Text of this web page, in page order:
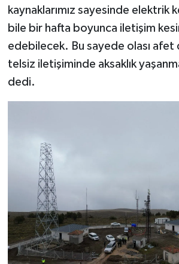
kaynaklarımız sayesinde elektrik
bile bir hafta boyunca iletişim
edebilecek. Bu sayede olası afet
telsiz iletişiminde aksaklık
dedi.